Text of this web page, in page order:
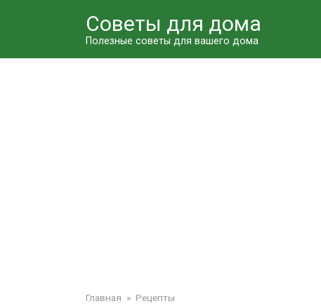
Советы для дома
Полезные советы для вашего дома
Главная » Рецепты